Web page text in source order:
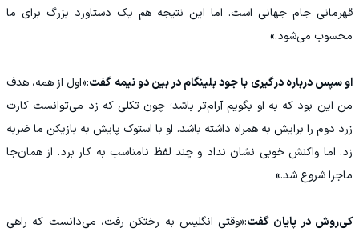
قهرمانی جام جهانی است. اما این نتیجه هم یک دستاورد بزرگ برای ما
محسوب می‌شود.»
او سپس درباره درگیری با جود بلینگام در بین دو نیمه گفت:«اول از همه، هدف
من این بود که به او بگویم آرام‌تر باشد؛ چون تکلی که زد می‌توانست کارت
زرد دوم را برایش به همراه داشته باشد. او با استوک پایش به بازیکن ما ضربه
زد. اما واکنش خوبی نشان نداد و چند لفظ نامناسب به کار برد. از همان‌جا
ماجرا شروع شد.»
کی‌روش در پایان گفت:«وقتی انگلیس به رختکن رفت، می‌دانست که راهی